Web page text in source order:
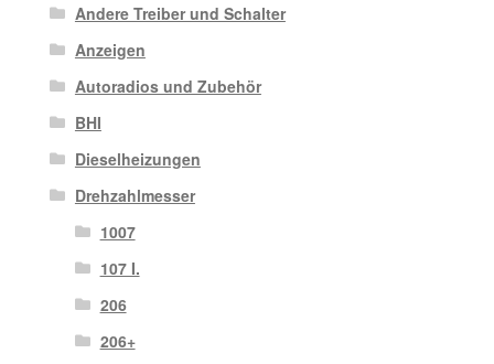
Andere Treiber und Schalter
Anzeigen
Autoradios und Zubehör
BHI
Dieselheizungen
Drehzahlmesser
1007
107 I.
206
206+